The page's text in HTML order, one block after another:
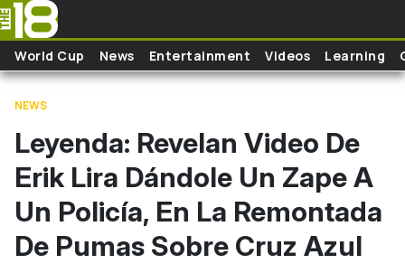
Skip to main content
World Cup News Entertainment Videos Learning
NEWS
Leyenda: Revelan Video De
Erik Lira Dándole Un Zape A
Un Policía, En La Remontada
De Pumas Sobre Cruz Azul